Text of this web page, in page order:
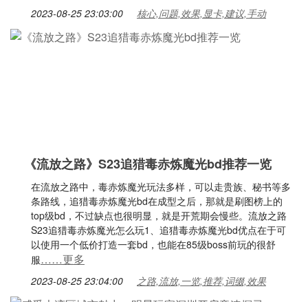
2023-08-25 23:03:00 核心,问题,效果,显卡,建议,手动
《流放之路》S23追猎毒赤炼魔光bd推荐一览
在流放之路中，毒赤炼魔光玩法多样，可以走贵族、秘书等多
条路线，追猎毒赤炼魔光bd在成型之后，那就是刷图榜上的
top级bd，不过缺点也很明显，就是开荒期会慢些。流放之路
S23追猎毒赤炼魔光怎么玩1、追猎毒赤炼魔光bd优点在于可
以使用一个低价打造一套bd，也能在85级boss前玩的很舒
服……更多
2023-08-25 23:04:00 之路,流放,一览,推荐,词缀,效果